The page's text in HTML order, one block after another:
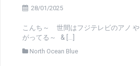
28/01/2025
こんち～ 世間はフジテレビのアノ
がってる～ & […]
North Ocean Blue